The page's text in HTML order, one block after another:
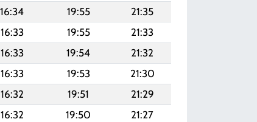
16:34 19:55
21:35
16:33 19:55
21:33
16:33 19:54
21:32
16:33 19:53
21:30
16:32 19:51
21:29
16:32 19:50
21:27